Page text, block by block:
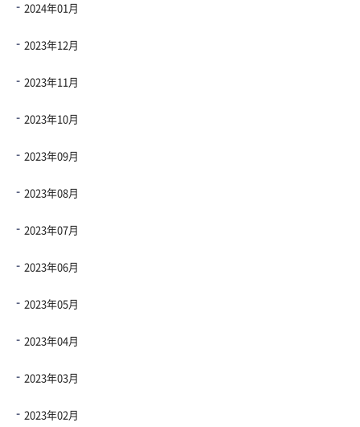
2024年01月
2023年12月
2023年11月
2023年10月
2023年09月
2023年08月
2023年07月
2023年06月
2023年05月
2023年04月
2023年03月
2023年02月